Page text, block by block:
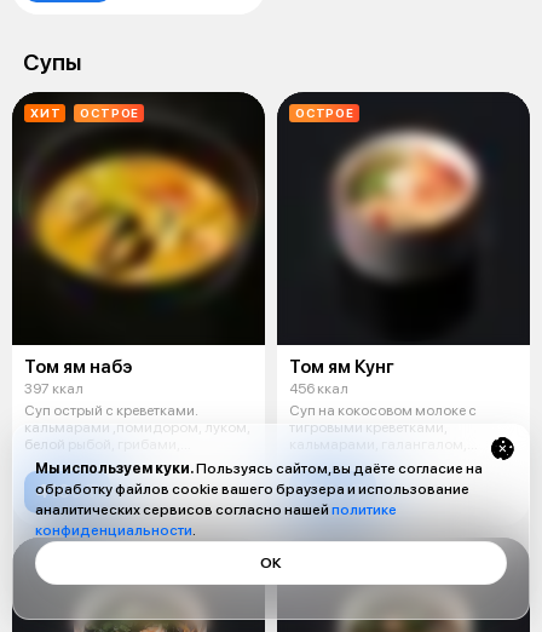
Супы
ХИТ ОСТРОЕ
Том ям набэ
397 ккал
Суп острый с креветками.
кальмарами ,помидором, луком,
белой рыбой, грибами,
лемонграссом
4100 ₸
ОСТРОЕ
Том ям Кунг
456 ккал
Суп на кокосовом молоке с
тигровыми креветками,
лемонграссом и гри
4700 ₸
Мы используем куки.Пользуясь сайтом, вы даёте согласие на
обработку файлов cookie вашего браузера и использование
аналитических сервисов согласно нашей политике
конфиденциальности.
ОК